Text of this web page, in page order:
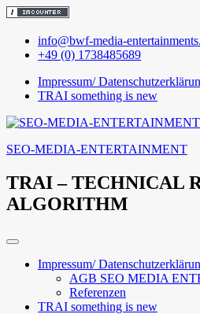
Skip
info@bwf-media-
+49 (0) 1738485689
Impressum/
TRAI something is new
SEO-MEDIA-ENTERTAINMENT
TRAI – TECHNICAL
ALGORITHM
Impressum/
AGB SEO MEDIA
Referenzen
TRAI something is new